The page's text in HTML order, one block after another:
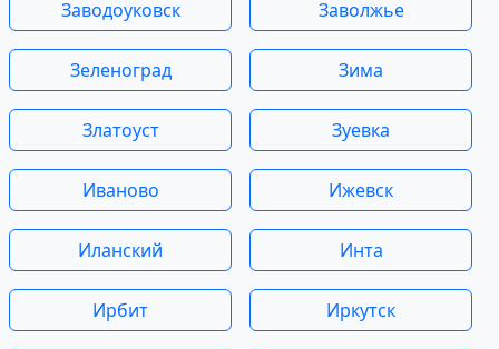
Заводоуковск Заволжье
Зеленоград Зима
Златоуст Зуевка
Иваново Ижевск
Иланский Инта
Ирбит Иркутск